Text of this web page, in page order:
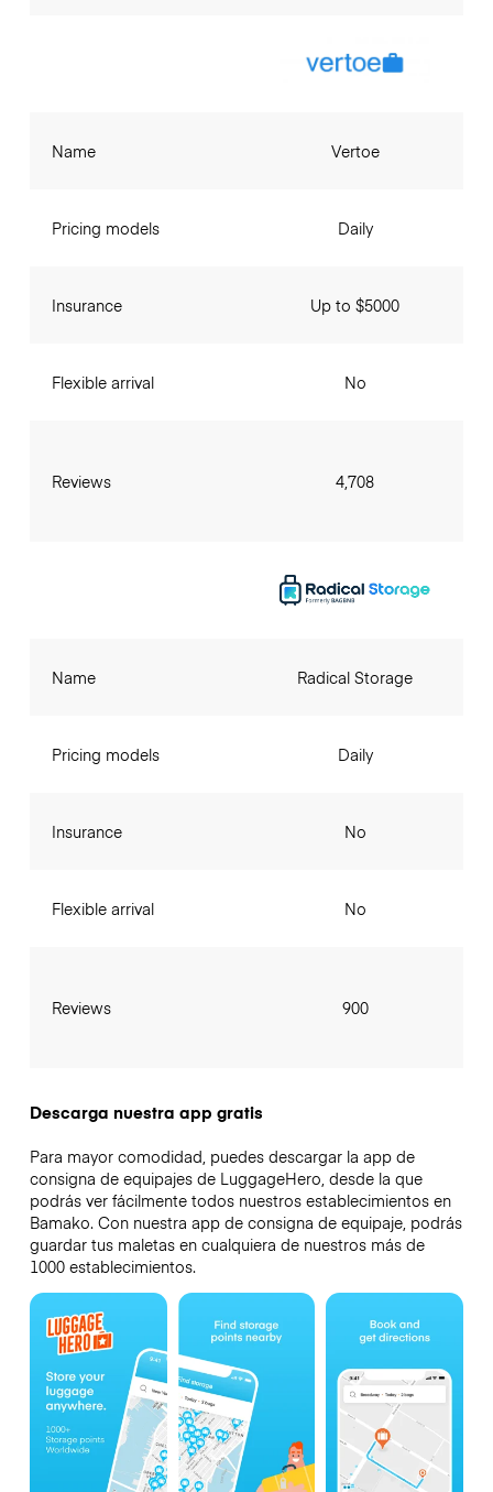
Name
Pricing models
Insurance
Flexible arrival
Reviews
Vertoe
Daily
Up to $5000
No
4,708
Name
Pricing models
Insurance
Flexible arrival
Reviews
Radical Storage
Daily
No
No
900
Descarga nuestra app gratis
Para mayor comodidad, puedes descargar la app de
consigna de equipajes de LuggageHero, desde la que
podrás ver fácilmente todos nuestros establecimientos en
Bamako. Con nuestra app de consigna de equipaje, podrás
guardar tus maletas en cualquiera de nuestros más de
1000 establecimientos.